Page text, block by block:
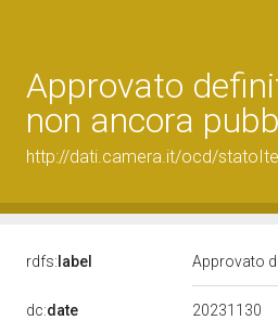
Approvato
non ancora
http://dati.camera.it/ocd/
rdfs: label Approvato
dc:date 20231130